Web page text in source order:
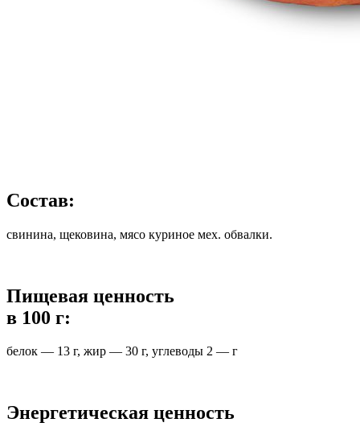
Состав:
свинина, щековина, мясо куриное мех. обвалки.
Пищевая ценность
в 100 г:
белок — 13 г, жир — 30 г, углеводы 2 — г
Энергетическая ценность